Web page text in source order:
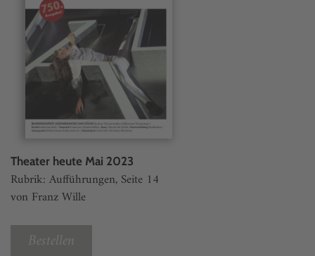
Theater heute Mai 2023
Rubrik: Aufführungen, Seite 14
von Franz Wille
Bestellen